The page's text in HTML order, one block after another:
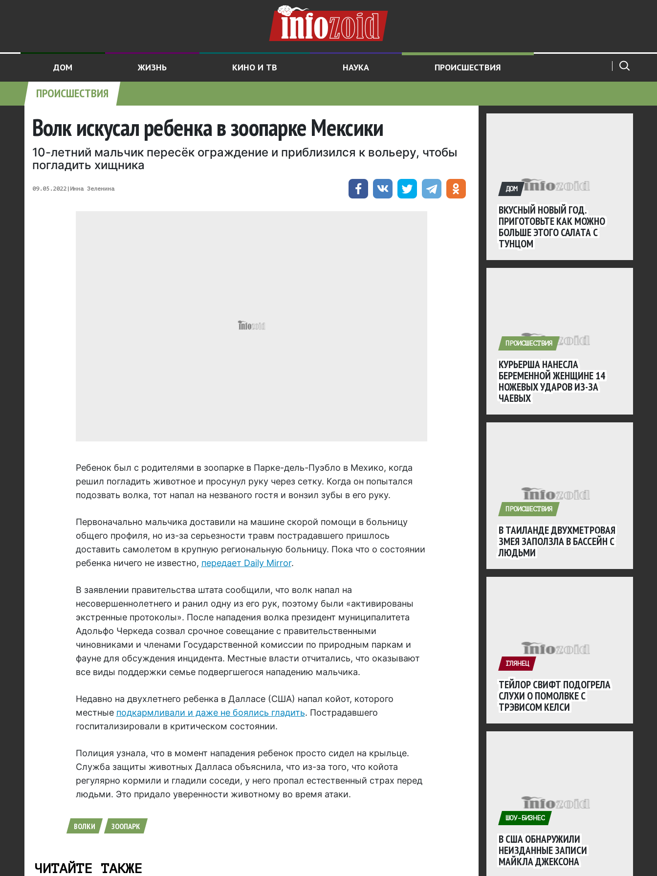
ДОМ ЖИЗНЬ КИНО И ТВ НАУКА ПРОИСШЕСТВИЯ
ПРОИСШЕСТВИЯ
Волк искусал ребенка в зоопарке Мексики
10-летний мальчик пересёк ограждение и приблизился к вольеру, чтобы
погладить хищника
09.05.2022| Инна Зеленина
Ребенок был с родителями в зоопарке в Парке-дель-Пуэбло в Мехико, когда
решил погладить животное и просунул руку через сетку. Когда он попытался
подозвать волка, тот напал на незваного гостя и вонзил зубы в его руку.
Первоначально мальчика доставили на машине скорой помощи в больницу
общего профиля, но из-за серьезности травм пострадавшего пришлось
доставить самолетом в крупную региональную больницу. Пока что о состоянии
ребенка ничего не известно, передает Daily Mirror.
В заявлении правительства штата сообщили, что волк напал на
несовершеннолетнего и ранил одну из его рук, поэтому были «активированы
экстренные протоколы». После нападения волка президент муниципалитета
Адольфо Черкеда созвал срочное совещание с правительственными
чиновниками и членами Государственной комиссии по природным паркам и
фауне для обсуждения инцидента. Местные власти отчитались, что оказывают
все виды поддержки семье подвергшегося нападению мальчика.
Недавно на двухлетнего ребенка в Далласе (США) напал койот, которого
местные подкармливали и даже не боялись гладить. Пострадавшего
госпитализировали в критическом состоянии.
Полиция узнала, что в момент нападения ребенок просто сидел на крыльце.
Служба защиты животных Далласа объяснила, что из-за того, что койота
регулярно кормили и гладили соседи, у него пропал естественный страх перед
людьми. Это придало уверенности животному во время атаки.
ВОЛКИ ЗООПАРК
ЧИТАЙТЕ ТАКЖЕ
ДОМ
ВКУСНЫЙ НОВЫЙ ГОД.
ПРИГОТОВЬТЕ КАК МОЖНО
БОЛЬШЕ ЭТОГО САЛАТА С
ТУНЦОМ
ПРОИСШЕСТВИЯ
КУРЬЕРША НАНЕСЛА
БЕРЕМЕННОЙ ЖЕНЩИНЕ 14
НОЖЕВЫХ УДАРОВ ИЗ-ЗА
ЧАЕВЫХ
ПРОИСШЕСТВИЯ
В ТАИЛАНДЕ ДВУХМЕТРОВАЯ
ЗМЕЯ ЗАПОЛЗЛА В БАССЕЙН С
ЛЮДЬМИ
ГЛЯНЕЦ
ТЕЙЛОР СВИФТ ПОДОГРЕЛА
СЛУХИ О ПОМОЛВКЕ С
ТРЭВИСОМ КЕЛСИ
ШОУ-БИЗНЕС
В США ОБНАРУЖИЛИ
НЕИЗДАННЫЕ ЗАПИСИ
МАЙКЛА ДЖЕКСОНА